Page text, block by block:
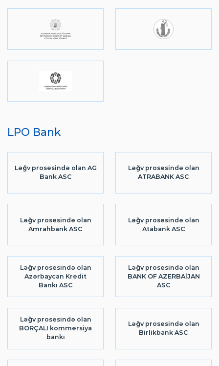
LPO Bank
Ləğv prosesində olan AG
Bank ASC
Ləğv prosesində olan
ATRABANK ASC
Ləğv prosesində olan
Amrahbank ASC
Ləğv prosesində olan
Atabank ASC
Ləğv prosesində olan
Azərbaycan Kredit
Bankı ASC
Ləğv prosesində olan
BANK OF AZERBAİJAN
ASC
Ləğv prosesində olan
BORÇALI kommersiya
bankı
Ləğv prosesində olan
Birlikbank ASC